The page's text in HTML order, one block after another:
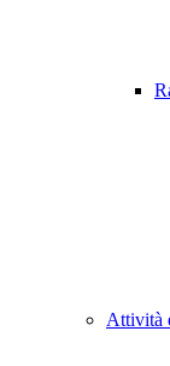
Attività